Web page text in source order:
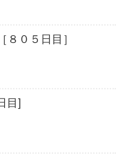
８０５日目］
目]